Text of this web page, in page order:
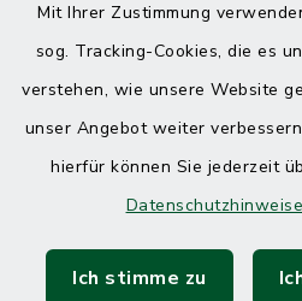
Mit Ihrer Zustimmung
sog. Tracking-Cookies, die es
verstehen, wie unsere Website
unser Angebot weiter
hierfür können Sie jederzeit
Ich stimme zu